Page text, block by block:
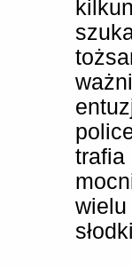
trafia